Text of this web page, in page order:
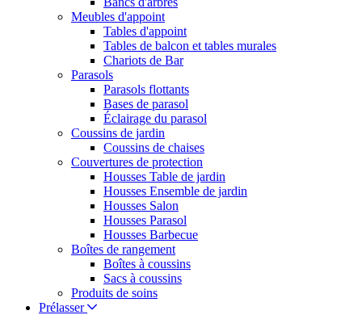
Meubles d'appoint
Tables d'appoint
Tables de balcon et tables murales
Chariots de Bar
Parasols
Parasols flottants
Bases de parasol
Éclairage du parasol
Coussins de jardin
Coussins de chaises
Couvertures de protection
Housses Table de jardin
Housses Ensemble de jardin
Housses Salon
Housses Parasol
Housses Barbecue
Boîtes de rangement
Boîtes à coussins
Sacs à coussins
Produits de soins
Prélasser